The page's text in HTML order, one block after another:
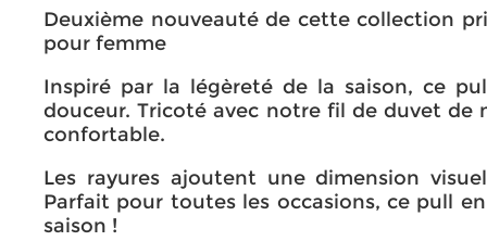
Deuxième nouveauté de cette collection
pour femme
Inspiré par la légèreté de la saison, ce
douceur. Tricoté avec notre fil de duvet
confortable.
Les rayures ajoutent une dimension
Parfait pour toutes les occasions, ce pull
saison !